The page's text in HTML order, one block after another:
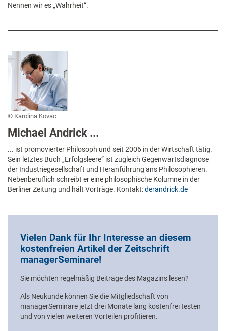
Nennen wir es „Wahrheit“.
Karolina Kovac
Michael Andrick ...
... ist promovierter Philosoph und seit 2006 in der Wirtschaft tätig.
Sein letztes Buch „Erfolgsleere“ ist zugleich Gegenwartsdiagnose
der Industriegesellschaft und Heranführung ans Philosophieren.
Nebenberuflich schreibt er eine philosophische Kolumne in der
Berliner Zeitung und hält Vorträge. Kontakt:derandrick.de
Vielen Dank für Ihr Interesse an diesem
kostenfreien Artikel der Zeitschrift
managerSeminare!
Sie möchten regelmäßig Beiträge des Magazins lesen?
Als Neukunde können Sie die Mitgliedschaft von
managerSeminare jetzt drei Monate lang kostenfrei testen
und von vielen weiteren Vorteilen profitieren.